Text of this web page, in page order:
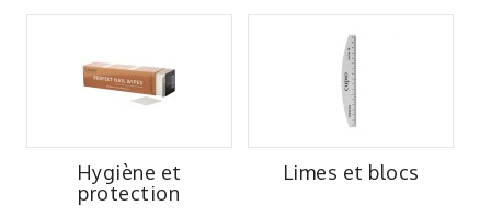
Hygiène et
protection
Limes et blocs